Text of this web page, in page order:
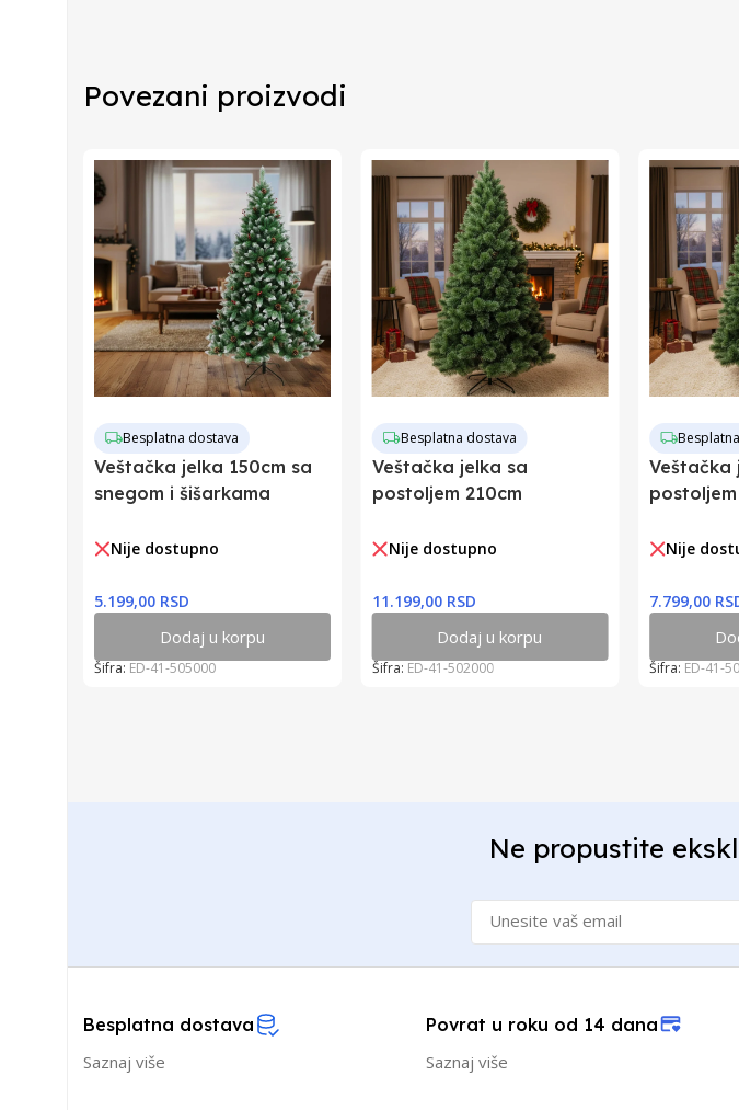
Zemlja Porekla
Povezani proizvodi
Besplatna dostava
Veštačka jelka 150cm sa
snegom i šišarkama
Nije dostupno
5.199,00 RSD
Dodaj u korpu
Šifra: ED-41-505000
Besplatna dostava
Veštačka jelka sa
postoljem 210cm
Nije dostupno
11.199,00 RSD
Dodaj u korpu
Šifra: ED-41-502000
Veštačka
Nije
7.799,00
Šifra: ED-41-
Ne propustite
Besplatna dostava
Saznaj više
Povrat u roku od 14 dana
Saznaj više